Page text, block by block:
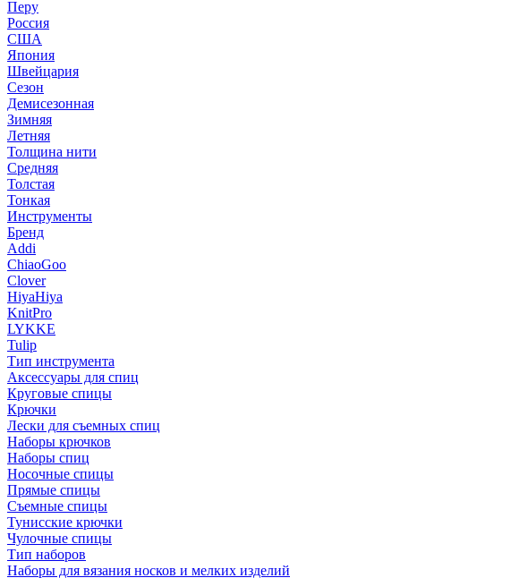
Перу
Россия
США
Япония
Швейцария
Сезон
Демисезонная
Зимняя
Летняя
Толщина нити
Средняя
Толстая
Тонкая
Инструменты
Бренд
Addi
ChiaoGoo
Clover
HiyaHiya
KnitPro
LYKKE
Tulip
Тип инструмента
Аксессуары для спиц
Круговые спицы
Крючки
Лески для съемных спиц
Наборы крючков
Наборы спиц
Носочные спицы
Прямые спицы
Съемные спицы
Тунисские крючки
Чулочные спицы
Тип наборов
Наборы для вязания носков и мелких изделий